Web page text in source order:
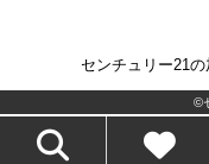
センチュリー21の
©